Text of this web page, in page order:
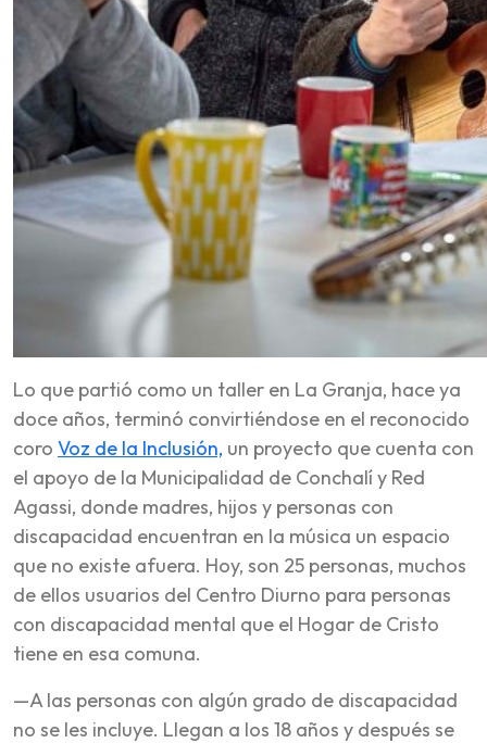
Lo que partió como un taller en La Granja, hace ya
doce años, terminó convirtiéndose en el reconocido
coro Voz de la Inclusión, un proyecto que cuenta con
el apoyo de la Municipalidad de Conchalí y Red
Agassi, donde madres, hijos y personas con
discapacidad encuentran en la música un espacio
que no existe afuera. Hoy, son 25 personas, muchos
de ellos usuarios del Centro Diurno para personas
con discapacidad mental que el Hogar de Cristo
tiene en esa comuna.
—A las personas con algún grado de discapacidad
no se les incluye. Llegan a los 18 años y después se